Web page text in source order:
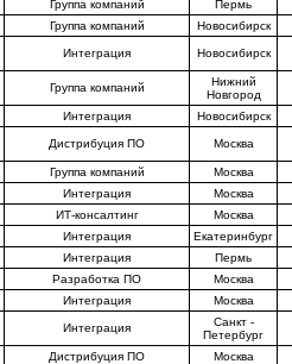
Группа компаний
Пермь
Группа компаний Новосибирск
Интеграция Новосибирск
Группа компаний
Нижний
Новгород
Интеграция Новосибирск
Дистрибуция ПО Москва
Группа компаний
Москва
Интеграция
Москва
ИТ-консалтинг
Москва
Интеграция
Екатеринбург
Интеграция
Пермь
Разработка ПО
Москва
Интеграция Москва
Интеграция
Санкт -
Петербург
Дистрибуция ПО
Москва